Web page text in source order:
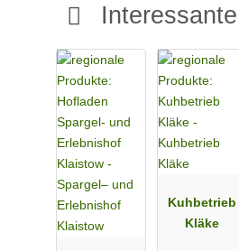
Kuhbetrieb
Kläke